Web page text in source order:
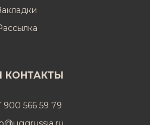
КОНТАКТЫ
900 566 59 79